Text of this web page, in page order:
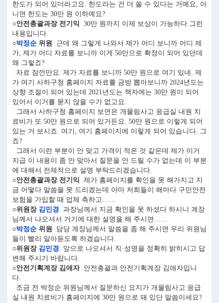
한도가 되어 있더라고요. 한도라는 건 더 쓸 수 있다는 거예요, 아
니면 한도는 30만 원 이하예요?
○안전총괄과장 전기익
30만 원까지 이제 보상이 가능하다 그런
내용입니다.
○박정순 위원
근데 왜 그렇게 나와서 제가 어디 보니까 어디 제
가, 제가 어디 자료를 보니까 이게 50만으로 확정이 되어 있던데
왜 그렇죠?
자료 잠깐만요. 제가 자료를 보니까 50만 원으로 여기 있네. 제
가 여기 사하구청 홈페이지 자료를 금방 뽑아보니까 2024년도는
상향 조절이 되어 있는데 2021년도는 책자에는 30만 원이 되어
있어서 이거를 묻지 않을 수가 없고요.
그래서 사하구청 홈페이지 보면은 개물림사고 응급실 내원 치
료비가 또 50만 원으로 되어 있거든요. 50만 원으로 이렇게 되어
있는 거 보시죠. 여기, 여기 홈페이지에 이렇게 되어 있습니다. 그
죠?
그래서 이런 부분이 안 맞고 가격이 적은 것 같은데 제가 이거
지급 이 내용이 좀 안 맞아서 질문을 안 드릴 수가 없는데 이 부분
에 대해서 전체적으로 설명 부탁드리겠습니다.
○안전총괄과장 전기익
제가 홈페이지를 확인을 못 해가지고 지
금 어떻다 말씀을 못 드리겠는데 아마 저희들이 해마다 구민안전
보험을 가입할 때 업체 측하고……
○위원장 김민경 과장님께서 지금 확인을 못 하셨다 하시니 계장
님께서 나오셔서 거기에 대한 설명을 해 주시면……
○박정순 위원
담당 계장님께서 말씀을 좀 해 주시면 우리 위원님
들이 빨리 알아듣도록 하겠습니다.
○위원장 김민경 앞으로 나오셔서 직·성명을 정확히 밝히시고 답
변해 주시기 바랍니다.
○안전기획계장 김애자안전총괄과 안전기획계장 김애자입니
다.
조금 전 박정순 위원님께서 질문하신 요지가 개물림사고 응급
실 내원 치료비가 홈페이지에 30만 원으로 돼 있단 말씀이세요?